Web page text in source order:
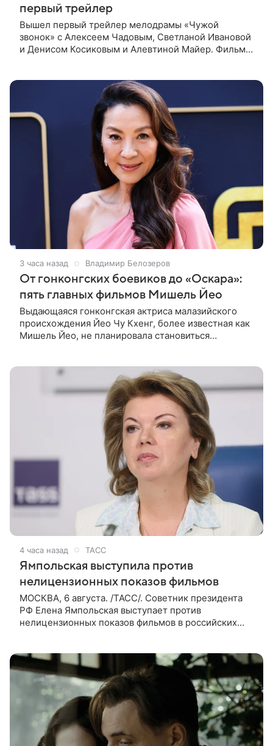
первый трейлер
Вышел первый трейлер мелодрамы «Чужой
звонок» с Алексеем Чадовым, Светланой Ивановой
и Денисом Косиковым и Алевтиной Майер. Фильм
3 часа назад Владимир Белозеров
От гонконгских боевиков до «Оскара»:
пять главных фильмов Мишель Йео
Выдающаяся гонконгская актриса малазийского
происхождения Йео Чу Кхенг, более известная как
Мишель Йео, не планировала становиться
4 часа назад ТАСС
Ямпольская выступила против
нелицензионных показов фильмов
МОСКВА, 6 августа. /ТАСС/. Советник президента
РФ Елена Ямпольская выступает против
нелицензионных показов фильмов в российских